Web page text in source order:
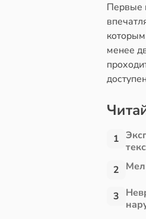
Первые
менее
1
2
3